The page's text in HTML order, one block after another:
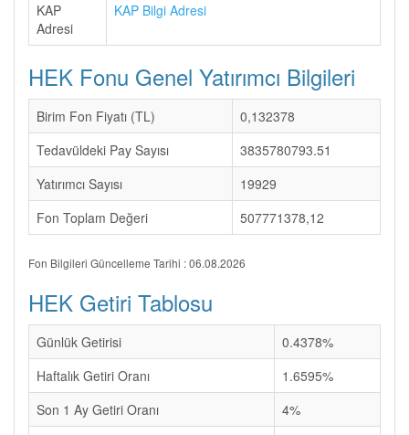
KAP
Adresi
KAP Bilgi Adresi
HEK Fonu Genel Yatırımcı Bilgileri
Birim Fon Fiyatı (TL)
0,132378
Tedavüldeki Pay Sayısı
3835780793.51
Yatırımcı Sayısı
19929
Fon Toplam Değeri
507771378,12
Fon Bilgileri Güncelleme Tarihi : 06.08.2026
HEK Getiri Tablosu
Günlük Getirisi
0.4378%
Haftalık Getiri Oranı
1.6595%
Son 1 Ay Getiri Oranı
4%